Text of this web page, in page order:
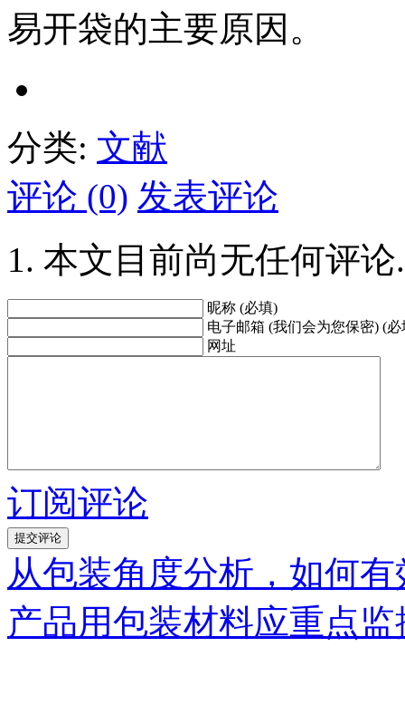
易开袋的主要原因。
分类: 文献
评论 (0) 发表评论
本文目前尚无任何评论.
昵称 (必填)
电子邮箱 (我们会为您保密) (必
网址
订阅评论
从包装角度分析，如何
产品用包装材料应重点